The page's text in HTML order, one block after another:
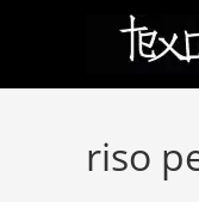
riso